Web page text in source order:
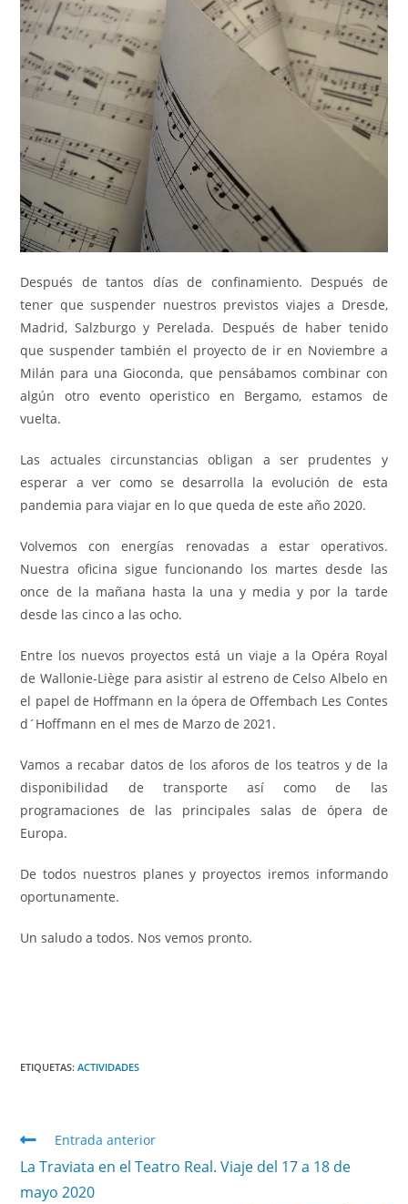
Después de tantos días de confinamiento. Después de
tener que suspender nuestros previstos viajes a Dresde,
Madrid, Salzburgo y Perelada. Después de haber tenido
que suspender también el proyecto de ir en Noviembre a
Milán para una Gioconda, que pensábamos combinar con
algún otro evento operistico en Bergamo, estamos de
vuelta.
Las actuales circunstancias obligan a ser prudentes y
esperar a ver como se desarrolla la evolución de esta
pandemia para viajar en lo que queda de este año 2020.
Volvemos con energías renovadas a estar operativos.
Nuestra oficina sigue funcionando los martes desde las
once de la mañana hasta la una y media y por la tarde
desde las cinco a las ocho.
Entre los nuevos proyectos está un viaje a la Opéra Royal
de Wallonie-Liège para asistir al estreno de Celso Albelo en
el papel de Hoffmann en la ópera de Offembach Les Contes
d´Hoffmann en el mes de Marzo de 2021.
Vamos a recabar datos de los aforos de los teatros y de la
disponibilidad de transporte así como de las
programaciones de las principales salas de ópera de
Europa.
De todos nuestros planes y proyectos iremos informando
oportunamente.
Un saludo a todos. Nos vemos pronto.
ETIQUETAS:ACTIVIDADES
Entrada anterior
La Traviata en el Teatro Real. Viaje del 17 a 18 de
mayo 2020